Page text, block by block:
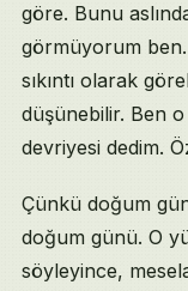
göre. Bunu
görmüyorum
sıkıntı olarak
düşünebilir. Ben
devriyesi dedim.
Çünkü doğum
doğum günü. O
söyleyince,